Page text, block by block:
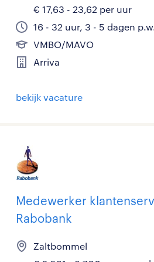
€ 17,63 - 23,62 per uur
16 - 32 uur, 3 - 5 dagen
VMBO/MAVO
Arriva
bekijk vacature
Medewerker
Rabobank
Zaltbommel